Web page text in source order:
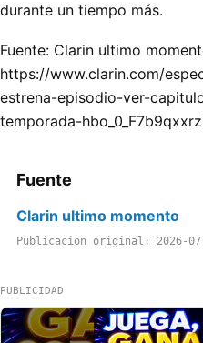
durante un tiempo más.
Fuente: Clarin ultimo
https://www.clarin.com/
estrena-episodio-ver-
temporada-
Fuente
Clarin ultimo momento
Publicacion original: 2026-07-
PUBLICIDAD